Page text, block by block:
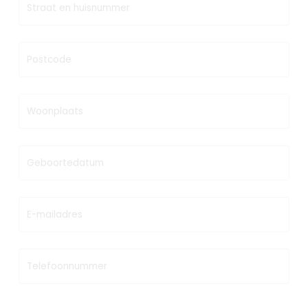
Straat en huisnummer
Postcode
Woonplaats
Geboortedatum
E-mailadres
Telefoonnummer